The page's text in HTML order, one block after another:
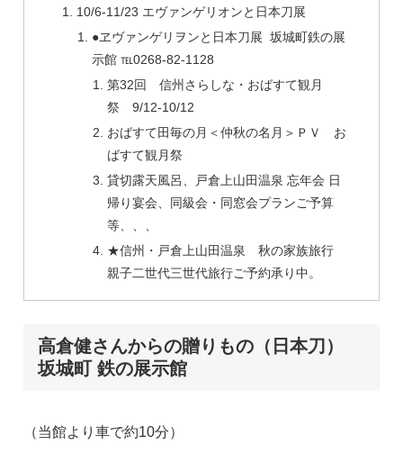
10/6-11/23 エヴァンゲリオンと日本刀展
●ヱヴァンゲリヲンと日本刀展 坂城町鉄の展
示館 ℡0268-82-1128
第32回 信州さらしな・おばすて観月
祭 9/12-10/12
おばすて田毎の月＜仲秋の名月＞ＰＶ お
ばすて観月祭
貸切露天風呂、戸倉上山田温泉 忘年会 日
帰り宴会、同級会・同窓会プランご予算
等、、、
★信州・戸倉上山田温泉 秋の家族旅行
親子二世代三世代旅行ご予約承り中。
高倉健さんからの贈りもの（日本刀）
坂城町 鉄の展示館
（当館より車で約10分）